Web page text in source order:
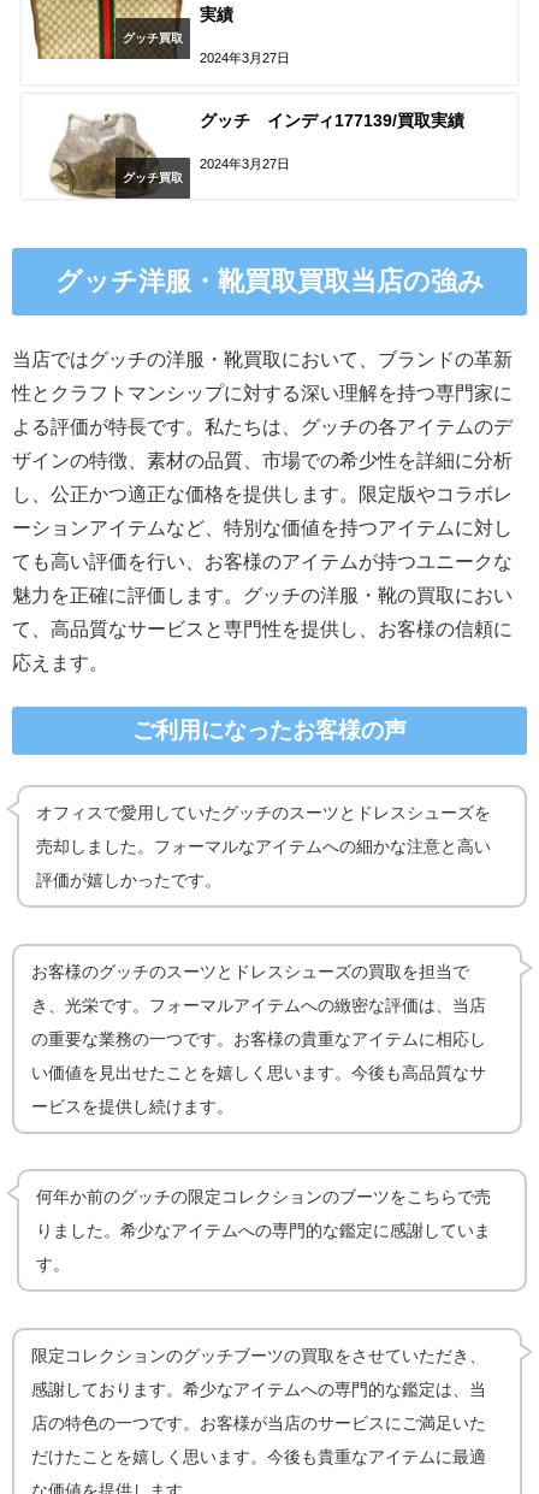
グッチ買取
実績
2024年3月27日
グッチ買取
グッチ インディ177139/買取実績
2024年3月27日
グッチ洋服・靴買取買取当店の強み
当店ではグッチの洋服・靴買取において、ブランドの革新
性とクラフトマンシップに対する深い理解を持つ専門家に
よる評価が特長です。私たちは、グッチの各アイテムのデ
ザインの特徴、素材の品質、市場での希少性を詳細に分析
し、公正かつ適正な価格を提供します。限定版やコラボレ
ーションアイテムなど、特別な価値を持つアイテムに対し
ても高い評価を行い、お客様のアイテムが持つユニークな
魅力を正確に評価します。グッチの洋服・靴の買取におい
て、高品質なサービスと専門性を提供し、お客様の信頼に
応えます。
ご利用になったお客様の声
オフィスで愛用していたグッチのスーツとドレスシューズを
売却しました。フォーマルなアイテムへの細かな注意と高い
評価が嬉しかったです。
お客様のグッチのスーツとドレスシューズの買取を担当で
き、光栄です。フォーマルアイテムへの緻密な評価は、当店
の重要な業務の一つです。お客様の貴重なアイテムに相応し
い価値を見出せたことを嬉しく思います。今後も高品質なサ
ービスを提供し続けます。
何年か前のグッチの限定コレクションのブーツをこちらで売
りました。希少なアイテムへの専門的な鑑定に感謝していま
す。
限定コレクションのグッチブーツの買取をさせていただき、
感謝しております。希少なアイテムへの専門的な鑑定は、当
店の特色の一つです。お客様が当店のサービスにご満足いた
だけたことを嬉しく思います。今後も貴重なアイテムに最適
な価値を提供します。